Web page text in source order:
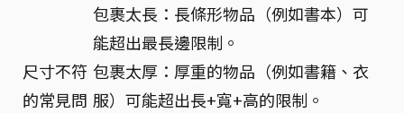
尺寸不符
的常見問
包裹太長：長條形物品（例如書本）可
能超出最長邊限制。
包裹太厚：厚重的物品（例如書籍、衣
服）可能超出長+寬+高的限制。